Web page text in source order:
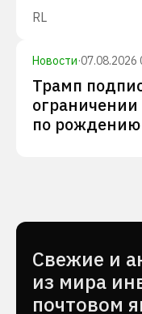
RL
Новости·07.08.2026
Трамп
по рождению
Cвежие и
из мира
почтовом